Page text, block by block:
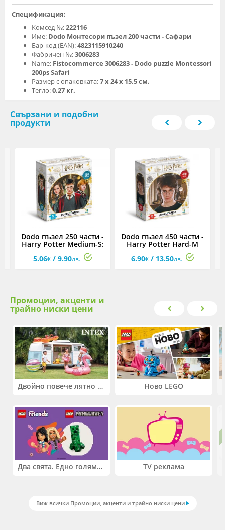
Спецификация:
Комсед №:222116
Име: Dodo Монтесори пъзел 200 части - Сафари
Бар-код (EAN):4823115910240
Фабричен №:3006283
Name: Fistocommerce 3006283 - Dodo puzzle Montessori
200ps Safari
Размер с опаковката:7 х 24 х 15.5 см.
Тегло:0.27 кг.
Свързани и подобни
продукти
Dodo пъзел 250 части -
Harry Potter Medium-S:
Хари, Рон и Хърмаяни
5.06€/ 9.90лв.
Dodo пъзел 450 части -
Harry Potter Hard-M
Portrait: Хари Потър
6.90€/ 13.50лв.
Промоции, акценти и
трайно ниски цени
Двойно повече лятно забавление! Купи 2 продукта INTEX и вземи -33%
Два свята. Едно голямо приключение. Купи 2 продукта LEGO® Friends и/или LEGO® Minecraft и вземи -27%
Ново LEGO
TV реклама
Виж всички Промоции, акценти и трайно ниски цени